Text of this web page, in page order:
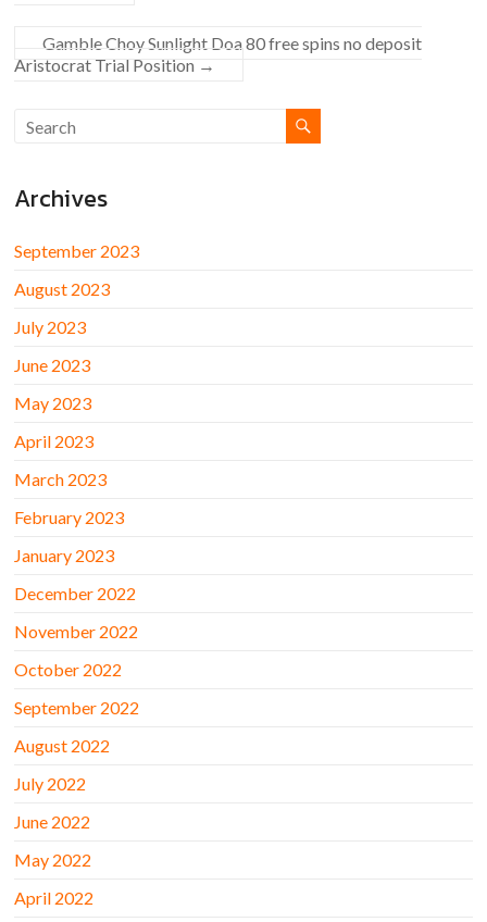
Gamble Choy Sunlight Doa 80 free spins no deposit
Aristocrat Trial Position →
Archives
September 2023
August 2023
July 2023
June 2023
May 2023
April 2023
March 2023
February 2023
January 2023
December 2022
November 2022
October 2022
September 2022
August 2022
July 2022
June 2022
May 2022
April 2022